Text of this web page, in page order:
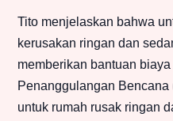
Tito menjelaskan bahwa
kerusakan ringan dan
memberikan bantuan
Penanggulangan
untuk rumah rusak ringan